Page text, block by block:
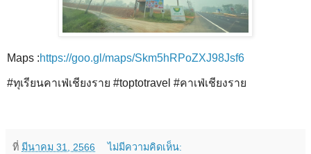
Maps :https://goo.gl/maps/Skm5hRPoZXJ98Jsf6
#ทุเรียนคาเฟ่เชียงราย #toptotravel #คาเฟ่เชียงราย
ที่ มีนาคม 31, 2566 ไม่มีความคิดเห็น: